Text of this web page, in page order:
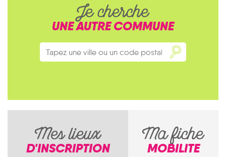
Je cherche
UNE AUTRE COMMUNE
Mes lieux
D'INSCRIPTION Ma fiche
MOBILITE